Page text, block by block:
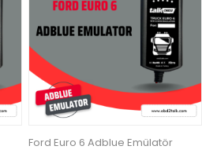
Ford Euro 6 Adblue Emülatör